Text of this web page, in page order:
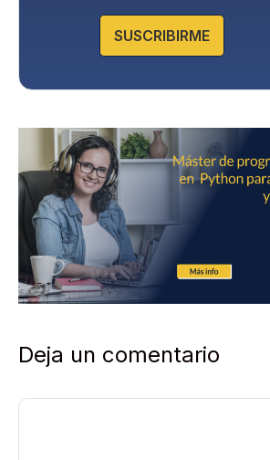
encontrarás en nuestra página web.
SUSCRIBIRME
Deja un comentario
Comentario